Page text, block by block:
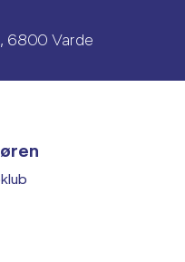
6800 Varde